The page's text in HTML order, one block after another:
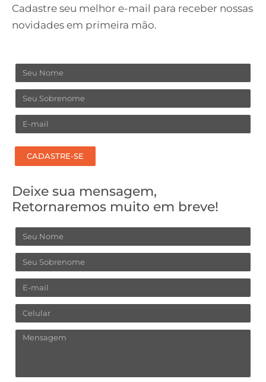
Cadastre seu melhor e-mail para receber nossas
novidades em primeira mão.
Nome
Sobrenome
Email
CADASTRE-SE
Deixe sua mensagem,
Retornaremos muito em breve!
Nome
Sobrenome
Email
Celular
Mensagem